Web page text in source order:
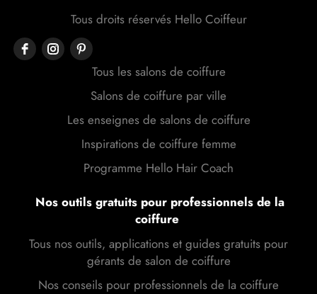
Tous droits réservés Hello Coiffeur
Tous les salons de coiffure
Salons de coiffure par ville
Les enseignes de salons de coiffure
Inspirations de coiffure femme
Programme Hello Hair Coach
Nos outils gratuits pour professionnels de la
coiffure
Tous nos outils, applications et guides gratuits pour
gérants de salon de coiffure
Nos conseils pour professionnels de la coiffure